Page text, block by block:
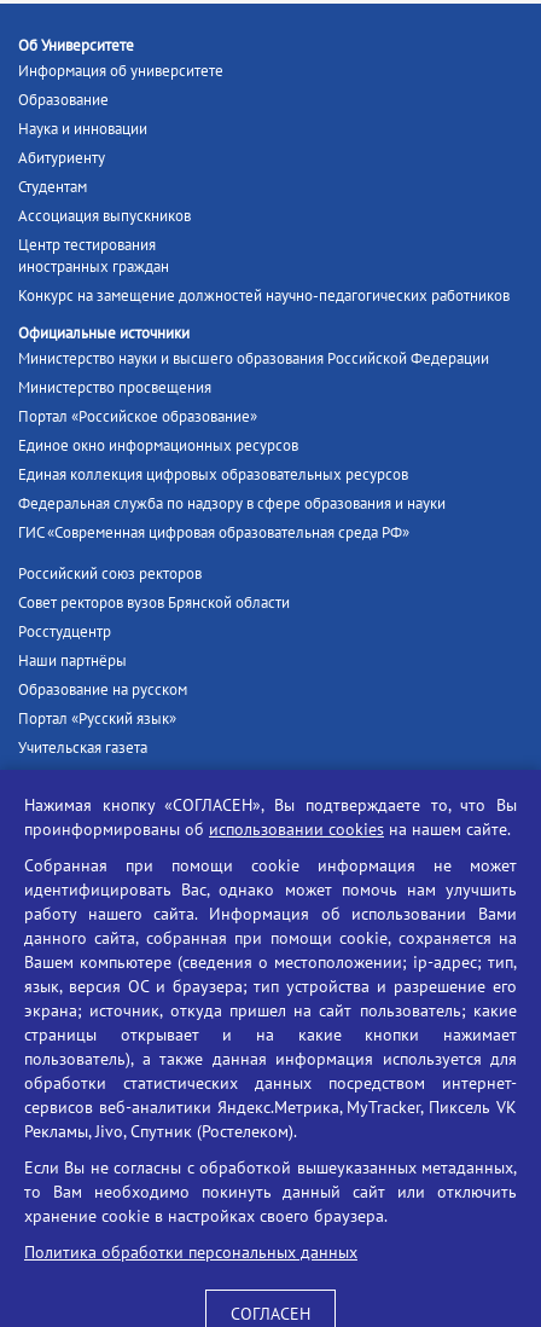
Об Университете
Информация об университете
Образование
Наука и инновации
Абитуриенту
Студентам
Ассоциация выпускников
Центр тестирования
иностранных граждан
Конкурс на замещение должностей научно-педагогических работников
Официальные источники
Министерство науки и высшего образования Российской Федерации
Министерство просвещения
Портал «Российское образование»
Единое окно информационных ресурсов
Единая коллекция цифровых образовательных ресурсов
Федеральная служба по надзору в сфере образования и науки
ГИС «Современная цифровая образовательная среда РФ»
Российский союз ректоров
Совет ректоров вузов Брянской области
Росстудцентр
Наши партнёры
Образование на русском
Портал «Русский язык»
Учительская газета
Единый портал государственных услуг
Противодействие угрозам информационной безопасности
Социальные ролики - Генеральная прокуратура РФ
Противодействие коррупции
БГУ против наркотиков
Брянский государственный университет
имени академика И.Г. Петровского
Время работы: пн-пт 09:00-18:00
E-mail: bryanskgu@mail.ru
Телефон: +7(4832)58-90-85
Вход
Нажимая кнопку «СОГЛАСЕН», Вы подтверждаете то, что Вы
проинформированы об использовании cookies на нашем сайте.
Собранная при помощи cookie информация не может
идентифицировать Вас, однако может помочь нам улучшить
работу нашего сайта. Информация об использовании Вами
данного сайта, собранная при помощи cookie, сохраняется на
Вашем компьютере (сведения о местоположении; ip-адрес; тип,
язык, версия ОС и браузера; тип устройства и разрешение его
экрана; источник, откуда пришел на сайт пользователь; какие
страницы открывает и на какие кнопки нажимает
пользователь), а также данная информация используется для
обработки статистических данных посредством интернет-
сервисов веб-аналитики Яндекс.Метрика, MyTracker, Пиксель VK
Рекламы, Jivo, Спутник (Ростелеком).
Если Вы не согласны с обработкой вышеуказанных метаданных,
то Вам необходимо покинуть данный сайт или отключить
хранение cookie в настройках своего браузера.
Политика обработки персональных данных
СОГЛАСЕН